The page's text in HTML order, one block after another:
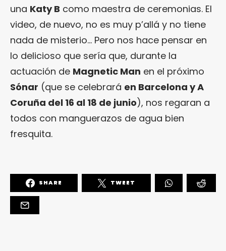
una Katy B como maestra de ceremonias. El
video, de nuevo, no es muy p’allá y no tiene
nada de misterio… Pero nos hace pensar en
lo delicioso que sería que, durante la
actuación de Magnetic Man en el próximo
Sónar (que se celebrará en Barcelona y A
Coruña del 16 al 18 de junio), nos regaran a
todos con manguerazos de agua bien
fresquita.
SHARE TWEET